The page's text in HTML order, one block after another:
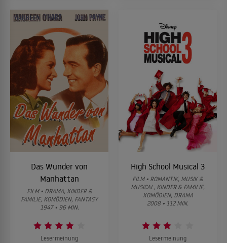
Das Wunder von
Manhattan
FILM • DRAMA, KINDER &
FAMILIE, KOMÖDIEN, FANTASY
1947 • 96 MIN.
Lesermeinung
High School Musical 3
FILM • ROMANTIK, MUSIK &
MUSICAL, KINDER & FAMILIE,
KOMÖDIEN, DRAMA
2008 • 112 MIN.
Lesermeinung